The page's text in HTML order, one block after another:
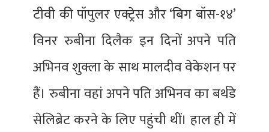
टीवी की पॉपुलर एक्ट्रेस और ‘बिग बॉस-१४’
विनर रुबीना दिलैक इन दिनों अपने पति
अभिनव शुक्ला के साथ मालदीव वेकेशन पर
हैं। रुबीना वहां अपने पति अभिनव का बर्थडे
सेलिब्रेट करने के लिए पहुंची थीं। हाल ही में